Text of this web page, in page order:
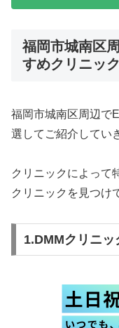
福岡市城南区
すめクリニッ
福岡市城南区周辺で
選してご紹介してい
クリニックによって
クリニックを見つけ
1.DMMクリニッ